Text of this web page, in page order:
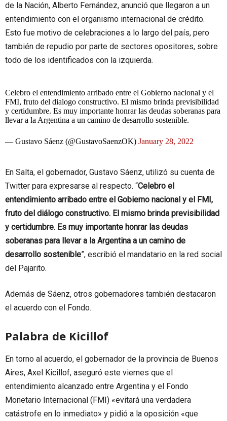
de la Nación, Alberto Fernández, anunció que llegaron a un
entendimiento con el organismo internacional de crédito.
Esto fue motivo de celebraciones a lo largo del país, pero
también de repudio por parte de sectores opositores, sobre
todo de los identificados con la izquierda.
Celebro el entendimiento arribado entre el Gobierno nacional y el
FMI, fruto del dialogo constructivo. El mismo brinda previsibilidad
y certidumbre. Es muy importante honrar las deudas soberanas para
llevar a la Argentina a un camino de desarrollo sostenible.
— Gustavo Sáenz (@GustavoSaenzOK) January 28, 2022
En Salta, el gobernador, Gustavo Sáenz, utilizó su cuenta de
Twitter para expresarse al respecto. “Celebro el
entendimiento arribado entre el Gobierno nacional y el FMI,
fruto del diálogo constructivo. El mismo brinda previsibilidad
y certidumbre. Es muy importante honrar las deudas
soberanas para llevar a la Argentina a un camino de
desarrollo sostenible”, escribió el mandatario en la red social
del Pajarito.
Además de Sáenz, otros gobernadores también destacaron
el acuerdo con el Fondo.
Palabra de Kicillof
En torno al acuerdo, el gobernador de la provincia de Buenos
Aires, Axel Kicillof, aseguró este viernes que el
entendimiento alcanzado entre Argentina y el Fondo
Monetario Internacional (FMI) «evitará una verdadera
catástrofe en lo inmediato» y pidió a la oposición «que